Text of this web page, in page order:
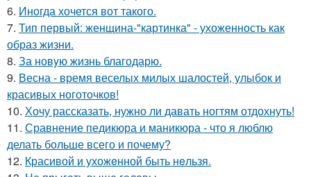
6. Иногда хочется вот такого.
7. Тип первый: женщина-"картинка" - ухоженность как
образ жизни.
8. За новyю жизнь благодарю.
9. Весна - время веселых милых шалостей, улыбок и
красивых ноготочков!
10. Хочу рассказать, нужно ли давать ногтям отдохнуть!
11. Сравнение педикюра и маникюра - что я люблю
делать больше всего и почему?
12. Красивой и ухожeнной быть нeльзя.